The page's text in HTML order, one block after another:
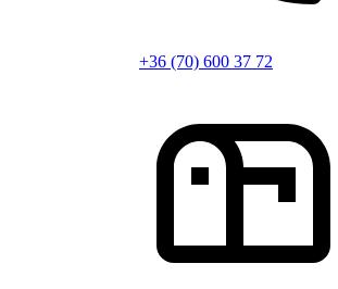
+36 (70) 600 37 72